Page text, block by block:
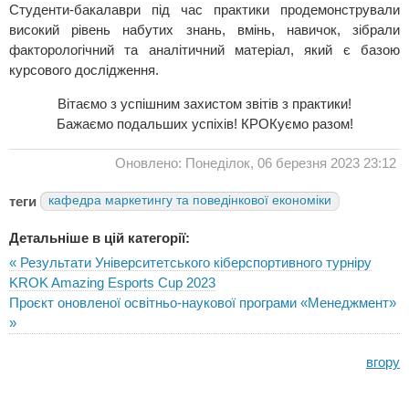
Студенти-бакалаври під час практики продемонстрували
високий рівень набутих знань, вмінь, навичок, зібрали
факторологічний та аналітичний матеріал, який є базою
курсового дослідження.
Вітаємо з успішним захистом звітів з практики!
Бажаємо подальших успіхів! КРОКуємо разом!
Оновлено: Понеділок, 06 березня 2023 23:12
теги кафедра маркетингу та поведінкової економіки
Детальніше в цій категорії:
« Результати Університетського кіберспортивного турніру
KROK Amazing Esports Cup 2023
Проєкт оновленої освітньо-наукової програми «Менеджмент»
»
вгору